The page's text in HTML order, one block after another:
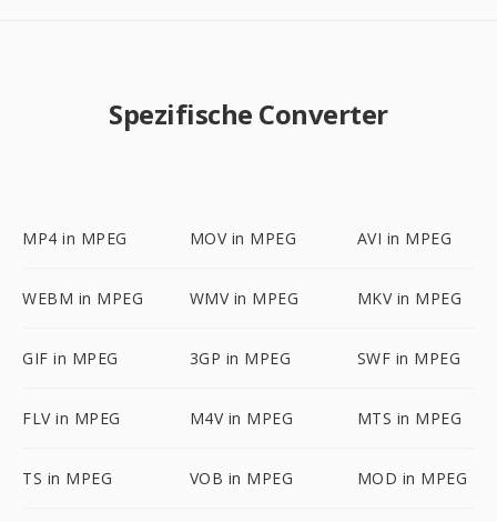
Spezifische Converter
MP4 in MPEG MOV in MPEG AVI in MPEG
WEBM in MPEG WMV in MPEG MKV in MPEG
GIF in MPEG 3GP in MPEG SWF in MPEG
FLV in MPEG M4V in MPEG MTS in MPEG
TS in MPEG VOB in MPEG MOD in MPEG